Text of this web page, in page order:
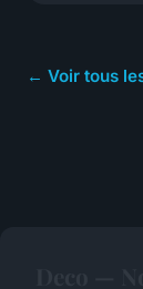
← Voir tous